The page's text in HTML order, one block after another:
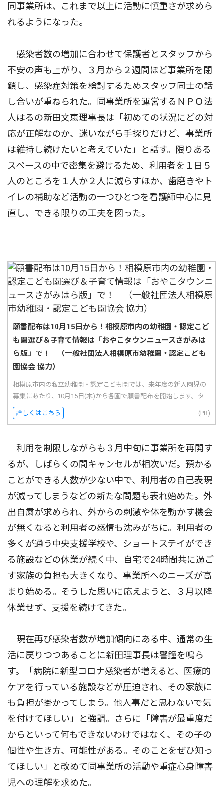
同事業所は、これまで以上に活動に慎重さが求めら
れるようになった。
感染者数の増加に合わせて保護者とスタッフから
不安の声も上がり、３月から２週間ほど事業所を閉
鎖し、感染症対策を検討するためスタッフ同士の話
し合いが重ねられた。同事業所を運営するＮＰＯ法
人はるの新田文恵理事長は「初めての状況にどの対
応が正解なのか、迷いながら手探りだけど、事業所
は維持し続けたいと考えていた」と話す。限りある
スペースの中で密集を避けるため、利用者を１日５
人のところを１人か２人に減らすほか、歯磨きやト
イレの補助など活動の一つひとつを看護師中心に見
直し、できる限りの工夫を図った。
願書配布は10月15日から！相模原市内の幼稚園・認定こど
も園選び＆子育て情報は「おやこタウンニュースさがみは
ら版」で！ （一般社団法人相模原市幼稚園・認定こども
園協会 協力）
相模原市内の私立幼稚園・認定こども園では、来年度の新入園児の
募集にあたり、10月15日(木)から各園で願書配布を開始します。タ...
詳しくはこちら (PR)
利用を制限しながらも３月中旬に事業所を再開す
るが、しばらくの間キャンセルが相次いだ。預かる
ことができる人数が少ない中で、利用者の自己表現
が減ってしまうなどの新たな問題も表れ始めた。外
出自粛が求められ、外からの刺激や体を動かす機会
が無くなると利用者の感情も沈みがちに。利用者の
多くが通う中央支援学校や、ショートステイができ
る施設などの休業が続く中、自宅で24時間共に過ご
す家族の負担も大きくなり、事業所へのニーズが高
まり始める。そうした思いに応えようと、３月以降
休業せず、支援を続けてきた。
現在再び感染者数が増加傾向にある中、通常の生
活に戻りつつあることに新田理事長は警鐘を鳴ら
す。「病院に新型コロナ感染者が増えると、医療的
ケアを行っている施設などが圧迫され、その家族に
も負担が掛かってしまう。他人事だと思わないで気
を付けてほしい」と強調。さらに「障害が最重度だ
からといって何もできないわけではなく、その子の
個性や生き方、可能性がある。そのことをぜひ知っ
てほしい」と改めて同事業所の活動や重症心身障害
児への理解を求めた。